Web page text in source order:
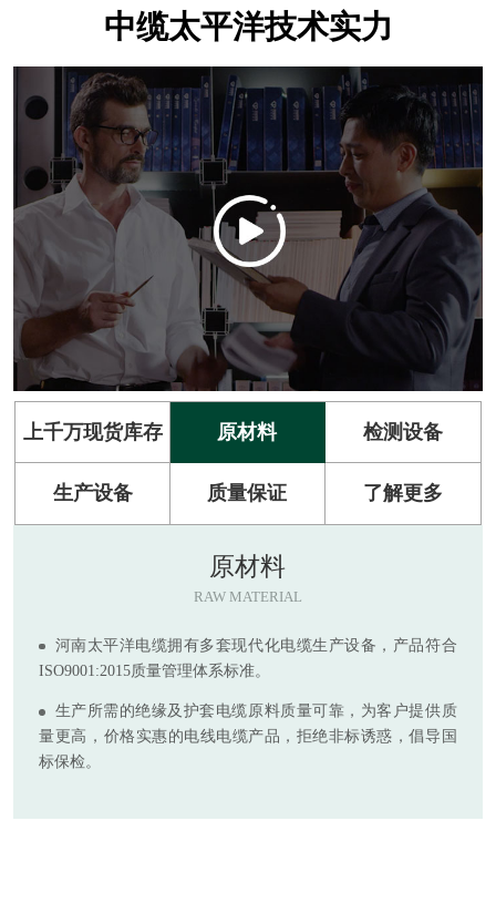
中缆太平洋技术实力
上千万现货库存 原材料 检测设备
生产设备 质量保证 了解更多
原材料
RAW MATERIAL
河南太平洋电缆拥有多套现代化电缆生产设备，产品符合
ISO9001:2015质量管理体系标准。
生产所需的绝缘及护套电缆原料质量可靠，为客户提供质
量更高，价格实惠的电线电缆产品，拒绝非标诱惑，倡导国
标保检。